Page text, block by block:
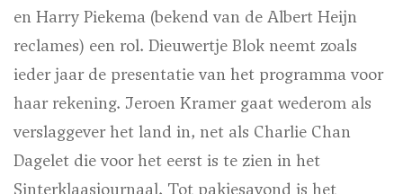
en Harry Piekema (bekend van de Albert Heijn
reclames) een rol. Dieuwertje Blok neemt zoals
ieder jaar de presentatie van het programma voor
haar rekening. Jeroen Kramer gaat wederom als
verslaggever het land in, net als Charlie Chan
Dagelet die voor het eerst is te zien in het
Sinterklaasjournaal. Tot pakjesavond is het